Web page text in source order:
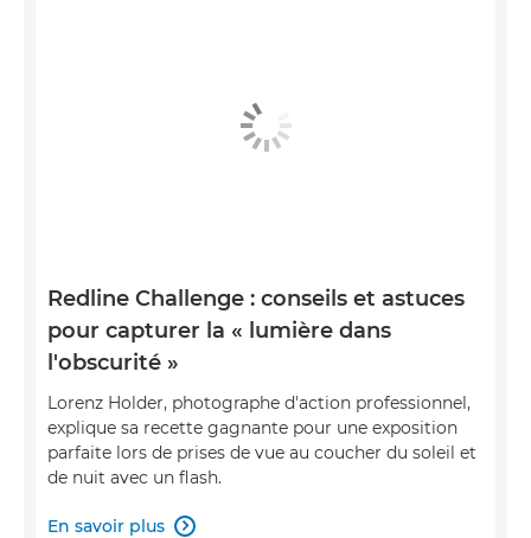
Redline Challenge : conseils et astuces
pour capturer la « lumière dans
l'obscurité »
Lorenz Holder, photographe d'action professionnel,
explique sa recette gagnante pour une exposition
parfaite lors de prises de vue au coucher du soleil et
de nuit avec un flash.
En savoir plus 